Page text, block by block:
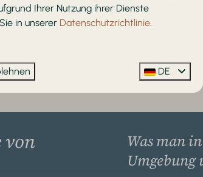
Mehr Ergebnisse (21)
von
Was man
Ihrer Nutzung ihrer Dienste
in unserer Datenschutzrichtlinie
DE